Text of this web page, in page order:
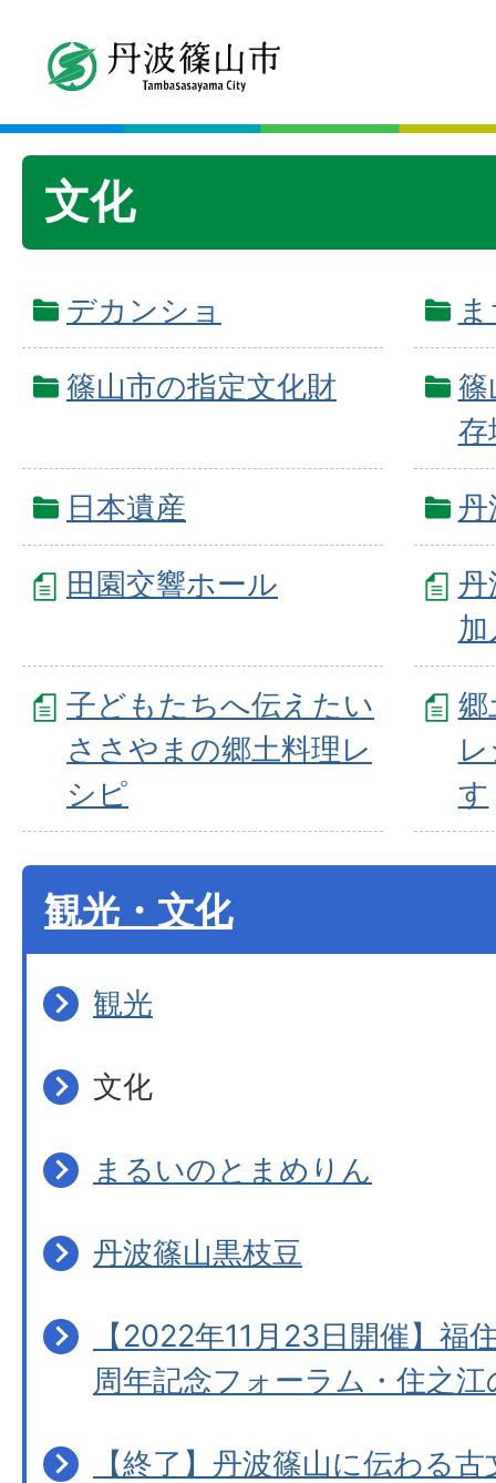
文化
デカンショ
篠山市の指定文化財
存
日本遺産
田園交響ホール
子どもたちへ伝えたい
ささやまの郷土料理レ
シピ
郷
す
観光・文化
観光
文化
まるいのとまめりん
丹波篠山黒枝豆
【2022年11月23日開催】福
周年記念フォーラム・住之
【終了】丹波篠山に伝わる